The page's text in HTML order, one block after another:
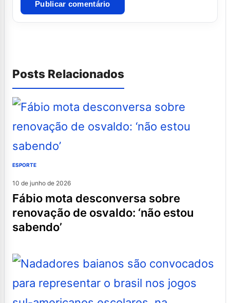
Posts Relacionados
ESPORTE
10 de junho de 2026
fábio mota desconversa sobre
renovação de osvaldo: ‘não estou
sabendo’